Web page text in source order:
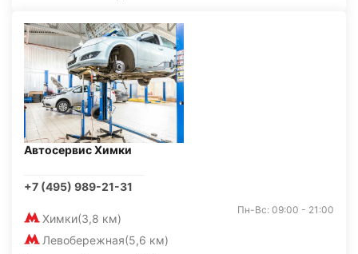
Автосервис Химки
+7 (495) 989-21-31
Химки(3,8 км)
Левобережная(5,6 км)
Пн-Вс: 09:00 - 21:00